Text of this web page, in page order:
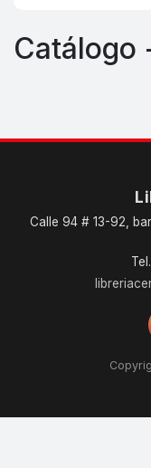
Catálogo
Calle 94 # 13-92,